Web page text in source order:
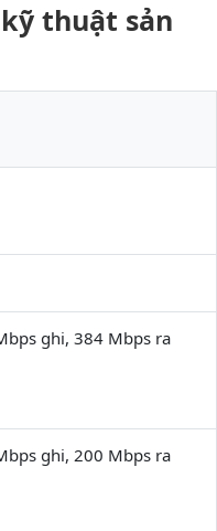
thuật sản
ghi, 384 Mbps ra
ghi, 200 Mbps ra